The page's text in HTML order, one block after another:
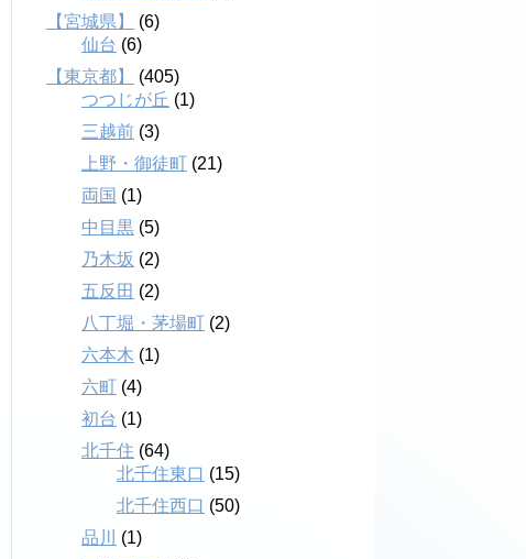
【宮城県】
(6)
仙台 (6)
【東京都】
(405)
つつじが丘 (1)
三越前 (3)
上野・御徒町 (21)
両国 (1)
中目黒 (5)
乃木坂 (2)
五反田 (2)
八丁堀・茅場町 (2)
六本木 (1)
六町 (4)
初台 (1)
北千住 (64)
北千住東口 (15)
北千住西口 (50)
品川
(1)